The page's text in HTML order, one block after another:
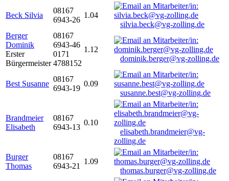
Beck Silvia
08167
6943-26
1.04
silvia.beck@vg-zolling.de
Berger
Dominik
Erster
Bürgermeister
08167
6943-46
0171
4788152
1.12
dominik.berger@vg-zolling.de
Best Susanne
08167
6943-19
0.09
susanne.best@vg-zolling.de
Brandmeier
Elisabeth
08167
6943-13
0.10
elisabeth.brandmeier@vg-
zolling.de
Burger
Thomas
08167
6943-21
1.09
thomas.burger@vg-zolling.de